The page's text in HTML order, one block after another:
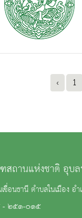
‹ 1
ถานแห่งชาติ อุบล
อนธานี ตำบลในเมือง อ
๒๕๑-๐๑๕